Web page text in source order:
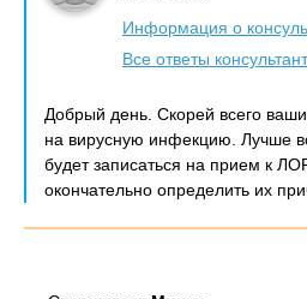
Информация о
Все ответы
Добрый день. Скорей всего
на вирусную инфекцию. Лучше
будет записаться на прием к
окончательно определить их